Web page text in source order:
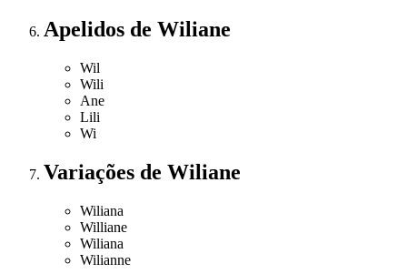
Apelidos de Wiliane
Wil
Wili
Ane
Lili
Wi
Variações de Wiliane
Wiliana
Williane
Wiliana
Wilianne